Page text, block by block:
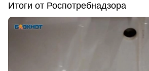
Итоги от Роспотребнадзора